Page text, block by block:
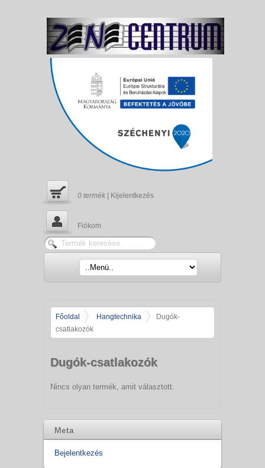
0 termék Kijelentkezés
Fiókom
Főoldal Hangtechnika
Dugók-
csatlakozók
Dugók-csatlakozók
Nincs olyan termék, amit választott.
Meta
Bejelentkezés